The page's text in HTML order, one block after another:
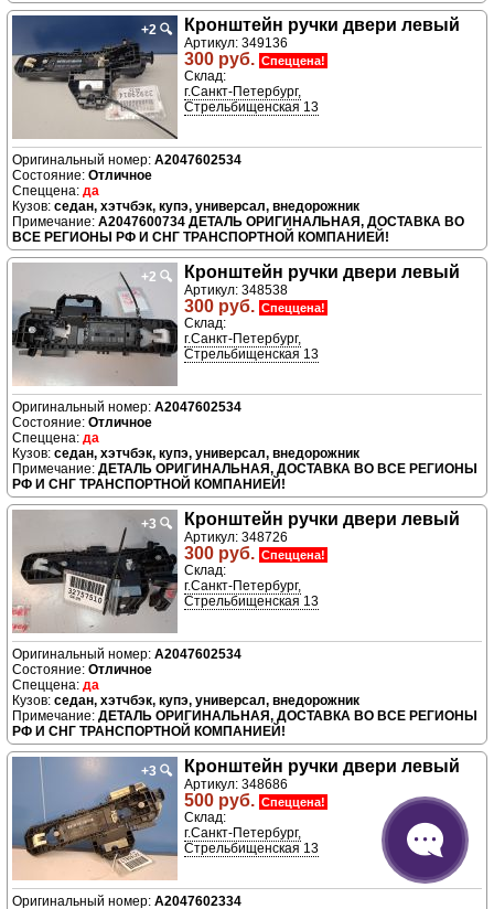
+2 🔍 Кронштейн ручки двери левый
Артикул: 349136
300 руб. Спеццена!
Склад:
г.Санкт-Петербург,
Стрельбищенская 13
A2047602534
Отличное
да
седан, хэтчбэк, купэ, универсал, внедорожник
A2047600734 ДЕТАЛЬ ОРИГИНАЛЬНАЯ, ДОСТАВКА ВО
ВСЕ РЕГИОНЫ РФ И СНГ ТРАНСПОРТНОЙ КОМПАНИЕЙ!
+2 🔍 Кронштейн ручки двери левый
Артикул: 348538
300 руб. Спеццена!
Склад:
г.Санкт-Петербург,
Стрельбищенская 13
A2047602534
Отличное
да
седан, хэтчбэк, купэ, универсал, внедорожник
ДЕТАЛЬ ОРИГИНАЛЬНАЯ, ДОСТАВКА ВО ВСЕ РЕГИОНЫ
РФ И СНГ ТРАНСПОРТНОЙ КОМПАНИЕЙ!
+3 🔍 Кронштейн ручки двери левый
Артикул: 348726
300 руб. Спеццена!
Склад:
г.Санкт-Петербург,
Стрельбищенская 13
A2047602534
Отличное
да
седан, хэтчбэк, купэ, универсал, внедорожник
ДЕТАЛЬ ОРИГИНАЛЬНАЯ, ДОСТАВКА ВО ВСЕ РЕГИОНЫ
РФ И СНГ ТРАНСПОРТНОЙ КОМПАНИЕЙ!
+3 🔍 Кронштейн ручки двери левый
Артикул: 348686
500 руб. Спеццена!
Склад:
г.Санкт-Петербург,
Стрельбищенская 13
A2047602334